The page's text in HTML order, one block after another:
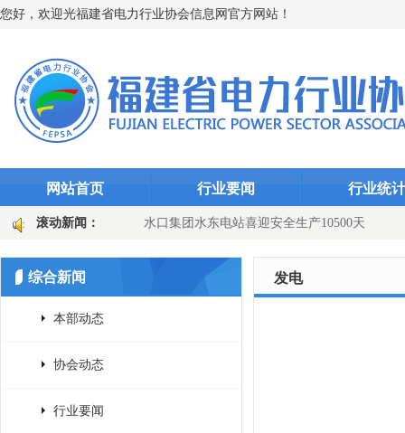
您好，欢迎光福建省电力行业协会信息网官方网站！
网站首页 行业要闻 行业统计
滚动新闻：
智能防线”（图文) 水口集团水东电站喜迎安全生产10500天
国网长汀县供电公司：主变换“心”提质效 乡镇电网添动能（图文
综合新闻
本部动态
协会动态
行业要闻
发电